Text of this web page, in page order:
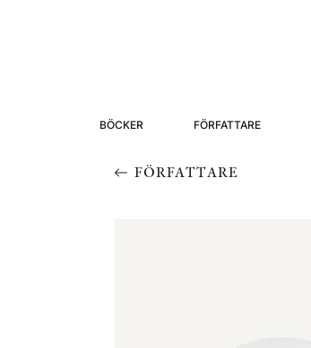
BÖCKER FÖRFATTARE
FÖRFATTARE